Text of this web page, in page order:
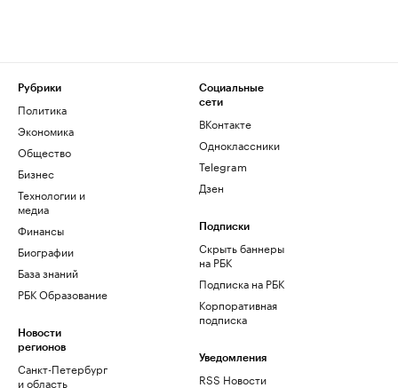
Рубрики
Политика
Экономика
Общество
Бизнес
Технологии и
медиа
Финансы
Биографии
База знаний
РБК Образование
Новости
регионов
Санкт-Петербург
и область
Социальные
сети
ВКонтакте
Одноклассники
Telegram
Дзен
Подписки
Скрыть баннеры
на РБК
Подписка на РБК
Корпоративная
подписка
Уведомления
RSS Новости